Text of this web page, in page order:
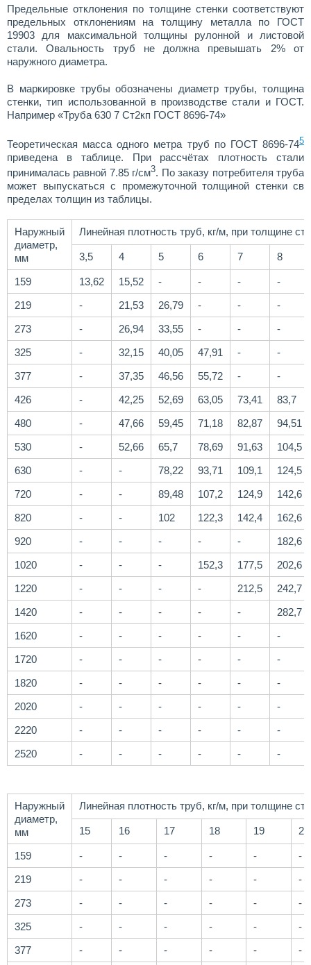
Предельные отклонения по толщине стенки соответствуют
предельных отклонениям на толщину металла по ГОСТ
19903 для максимальной толщины рулонной и листовой
стали. Овальность труб не должна превышать 2% от
наружного диаметра.
В маркировке трубы обозначены диаметр трубы, толщина
стенки, тип использованной в производстве стали и ГОСТ.
Например «Труба 630 7 Ст2кп ГОСТ 8696-74»
Теоретическая масса одного метра труб по ГОСТ 8696-745
приведена в таблице. При рассчётах плотность стали
принималась равной 7.85 г/см3. По заказу потребителя труба
может выпускаться с промежуточной толщиной стенки св
пределах толщин из таблицы.
Наружный
диаметр,
мм
Линейная плотность труб, кг/м, при толщине
3,5 4 5 6 7 8
159 13,62 15,52 - - -
-
219
- 21,53 26,79 - -
-
273
- 26,94 33,55 - -
-
325
- 32,15 40,05 47,91 -
-
377
- 37,35 46,56 55,72 -
-
426
- 42,25 52,69 63,05 73,41
83,7
480
- 47,66 59,45 71,18 82,87
94,51
530
- 52,66 65,7 78,69 91,63
104,5
630
- - 78,22 93,71 109,1
124,5
720
- - 89,48 107,2 124,9
142,6
820
- - 102 122,3 142,4
162,6
920
- - - - -
182,6
1020
- - - 152,3 177,5
202,6
1220
- - - - 212,5
242,7
1420
- - - - -
282,7
1620
- - - - -
-
1720
- - - - -
-
1820
- - - - -
-
2020
- - - - -
-
2220
- - - - -
-
2520
- - - - - -
Наружный
диаметр,
мм
Линейная плотность труб, кг/м, при толщине
15 16 17 18 19 20
159 - - - - -
-
219
- - - - -
-
273
- - - - -
-
325
- - - - -
-
377
- - - - - -